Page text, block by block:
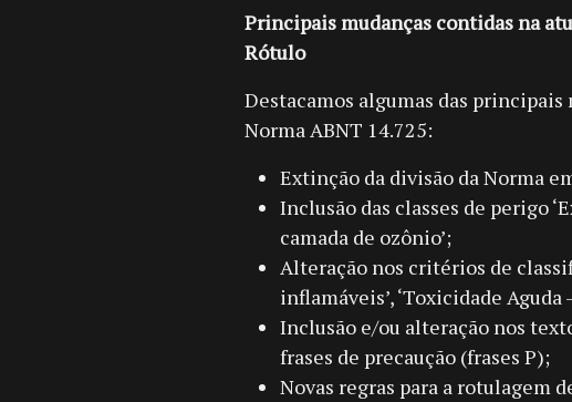
Principais mudanças contidas na
Rótulo
Destacamos algumas das principais
Norma ABNT 14.725:
Extinção da divisão da Norma
Inclusão das classes de perigo
camada de ozônio’;
Alteração nos critérios de
inflamáveis’, ‘Toxicidade
Inclusão e/ou alteração nos
frases de precaução (frases P);
Novas regras para a rotulagem